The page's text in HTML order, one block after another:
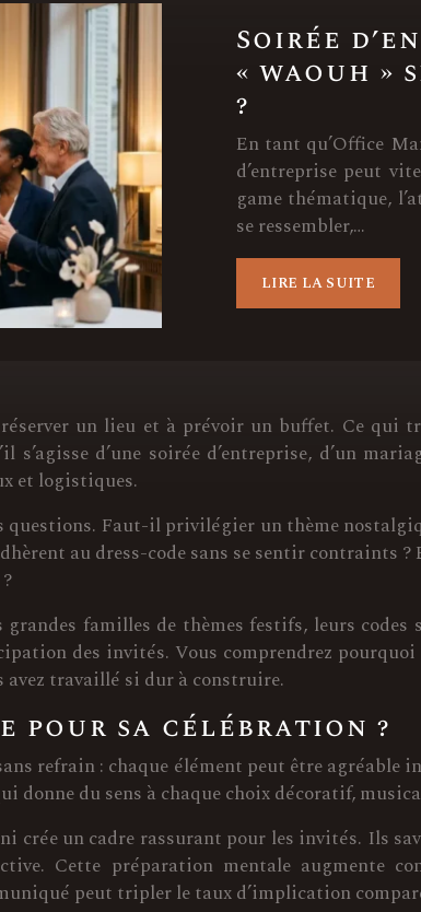
Soirée
« waouh »
?
En tant qu’Office
d’entreprise peut
game thématique,
se ressembler,…
LIRE LA SUITE
un lieu et à prévoir un buffet. Ce qui
d’une soirée d’entreprise, d’un
et logistiques.
Faut-il privilégier un thème
au dress-code sans se sentir contraints
familles de thèmes festifs, leurs
des invités. Vous comprendrez
avez travaillé si dur à construire.
pour sa célébration ?
refrain : chaque élément peut être
donne du sens à chaque choix décoratif,
crée un cadre rassurant pour les invités. Ils
Cette préparation mentale augmente
peut tripler le taux d’implication